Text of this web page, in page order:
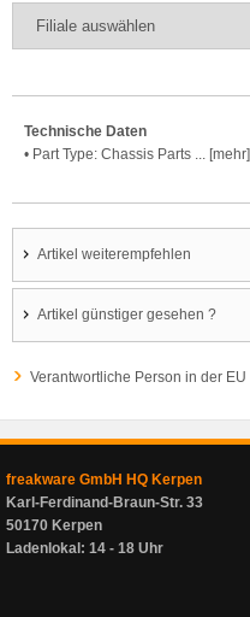
Technische Daten
• Part Type: Chassis Parts ... [mehr]
Artikel weiterempfehlen
Artikel günstiger gesehen ?
Verantwortliche Person in der EU
freakware GmbH HQ Kerpen
Karl-Ferdinand-Braun-Str. 33
50170 Kerpen
Ladenlokal: 14 - 18 Uhr